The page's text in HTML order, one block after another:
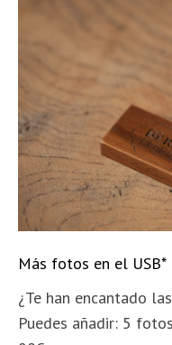
Más fotos en el USB*
¿Te han encantado
Puedes añadir: 5